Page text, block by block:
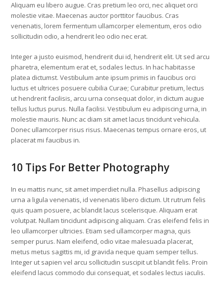
Aliquam eu libero augue. Cras pretium leo orci, nec aliquet orci
molestie vitae. Maecenas auctor porttitor faucibus. Cras
venenatis, lorem fermentum ullamcorper elementum, eros odio
sollicitudin odio, a hendrerit leo odio nec erat.
Integer a justo euismod, hendrerit dui id, hendrerit elit. Ut sed arcu
pharetra, elementum erat et, sodales lectus. In hac habitasse
platea dictumst. Vestibulum ante ipsum primis in faucibus orci
luctus et ultrices posuere cubilia Curae; Curabitur pretium, lectus
ut hendrerit facilisis, arcu urna consequat dolor, in dictum augue
tellus luctus purus. Nulla facilisi. Vestibulum eu adipiscing urna, in
molestie mauris. Nunc ac diam sit amet lacus tincidunt vehicula.
Donec ullamcorper risus risus. Maecenas tempus ornare eros, ut
placerat mi faucibus in.
10 Tips For Better Photography
In eu mattis nunc, sit amet imperdiet nulla. Phasellus adipiscing
urna a ligula venenatis, id venenatis libero dictum. Ut rutrum felis
quis quam posuere, ac blandit lacus scelerisque. Aliquam erat
volutpat. Nullam tincidunt adipiscing aliquam. Cras eleifend felis in
leo ullamcorper ultricies. Etiam sed ullamcorper magna, quis
semper purus. Nam eleifend, odio vitae malesuada placerat,
metus metus sagittis mi, id gravida neque quam semper tellus.
Integer ut sapien vel arcu sollicitudin suscipit ut blandit felis. Proin
eleifend lacus commodo dui consequat, et sodales lectus iaculis.